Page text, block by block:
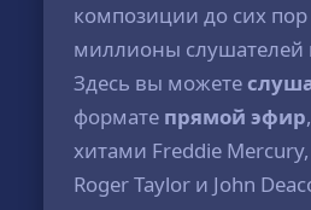
композиции до сих
миллионы слушателей
Здесь вы можете
формате прямой эфир
хитами Freddie
Roger Taylor и John